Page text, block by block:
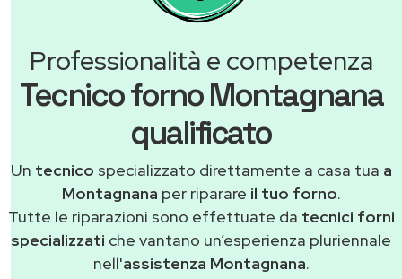
Professionalità e competenza
Tecnico forno Montagnana
qualificato
Un tecnico specializzato direttamente a casa tua a
Montagnana per riparare il tuo forno.
Tutte le riparazioni sono effettuate da tecnici forni
specializzati che vantano un’esperienza pluriennale
nell'assistenza Montagnana.